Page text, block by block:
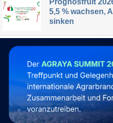
Prognosfruit
5,5 % wachsen,
sinken